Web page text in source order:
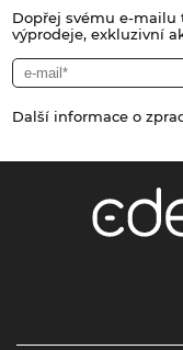
Dopřej svému e-mailu
výprodeje, exkluzivní
Další informace o